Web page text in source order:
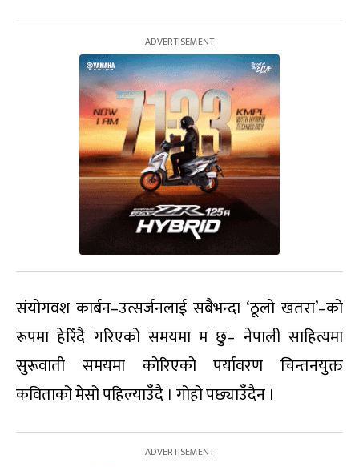
संयोगवश कार्बन–उत्सर्जनलाई सबैभन्दा ‘ठूलो खतरा’–को
रूपमा हेरिँदै गरिएको समयमा म छु– नेपाली साहित्यमा
सुरूवाती समयमा कोरिएको पर्यावरण चिन्तनयुक्त
कविताको मेसो पहिल्याउँदै । गोहो पछ्याउँदैन ।